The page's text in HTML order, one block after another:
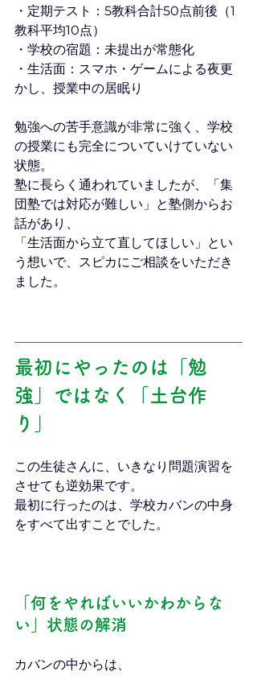
・定期テスト：5教科合計50点前後（1
教科平均10点）
・学校の宿題：未提出が常態化
・生活面：スマホ・ゲームによる夜更
かし、授業中の居眠り
勉強への苦手意識が非常に強く、学校
の授業にも完全についていけていない
状態。
塾に長らく通われていましたが、「集
団塾では対応が難しい」と塾側からお
話があり、
「生活面から立て直してほしい」とい
う想いで、スピカにご相談をいただき
ました。
最初にやったのは「勉
強」ではなく「土台作
り」
この生徒さんに、いきなり問題演習を
させても逆効果です。
最初に行ったのは、学校カバンの中身
をすべて出すことでした。
「何をやればいいかわからな
い」状態の解消
カバンの中からは、